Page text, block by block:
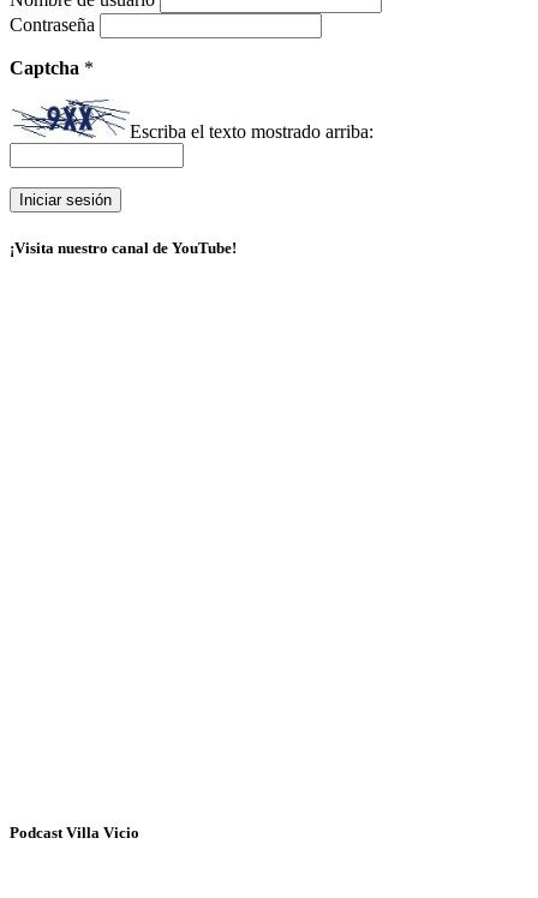
Contraseña
Captcha *
Escriba el texto mostrado arriba:
¡Visita nuestro canal de YouTube!
Podcast Villa Vicio